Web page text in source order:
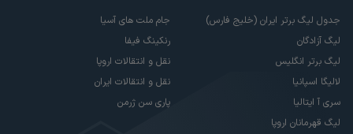
جدول لیگ برتر ایران (خلیج فارس)
لیگ آزادگان
لیگ برتر انگلیس
لالیگا اسپانیا
سری آ ایتالیا
لیگ قهرمانان اروپا
جام ملت های آسیا
رنکینگ فیفا
نقل و انتقالات اروپا
نقل و انتقالات ایران
پاری سن ژرمن